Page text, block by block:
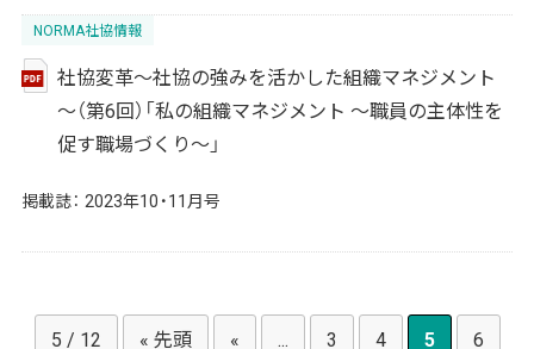
NORMA社協情報
社協変革～社協の強みを活かした組織マネジメント
～（第6回）「私の組織マネジメント ～職員の主体性を
促す職場づくり～」
掲載誌： 2023年10・11月号
5 / 12 « 先頭 « ... 3 4 5 6